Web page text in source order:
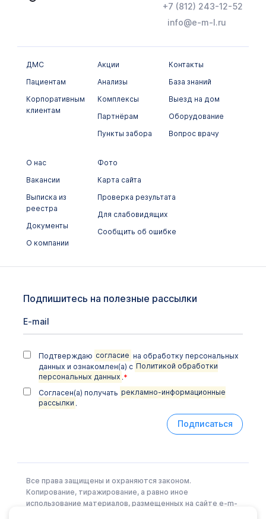
+7 (812) 243-12-52
info@e-m-l.ru
ДМС
Пациентам
Корпоративным
клиентам
Акции
Анализы
Комплексы
Партнёрам
Пункты забора
Контакты
База знаний
Выезд на дом
Оборудование
Вопрос врачу
О нас
Вакансии
Выписка из
реестра
Документы
О компании
Фото
Карта сайта
Проверка результата
Для слабовидящих
Сообщить об ошибке
Подпишитесь на полезные рассылки
Подтверждаю согласие на обработку персональных
данных и ознакомлен(а) с Политикой обработки
персональных данных .*
Согласен(а) получать рекламно-информационные
рассылки .
Подписаться
Все права защищены и охраняются законом.
Копирование, тиражирование, а равно иное
использование материалов, размещенных на сайте e-m-